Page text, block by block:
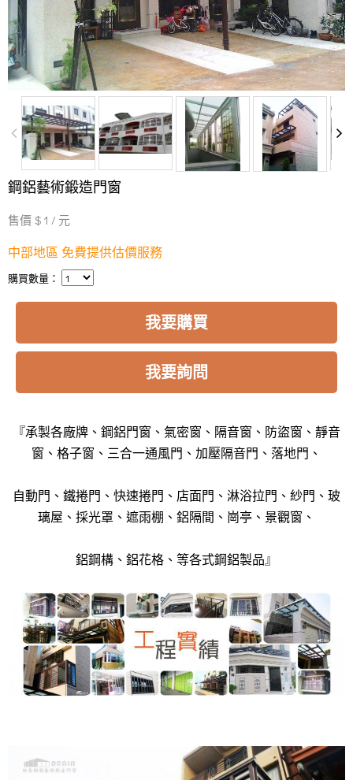
鋼鋁藝術鍛造門窗
售價 $ 1 / 元
中部地區 免費提供估價服務
購買數量：
我要購買
我要詢問
『承製各廠牌、鋼鋁門窗、氣密窗、隔音窗、防盜窗、靜音
窗、格子窗、三合一通風門、加壓隔音門、落地門、
自動門、鐵捲門、快速捲門、店面門、淋浴拉門、紗門、玻
璃屋、採光罩、遮雨棚、鋁隔間、崗亭、景觀窗、
鋁鋼構、鋁花格、等各式鋼鋁製品』